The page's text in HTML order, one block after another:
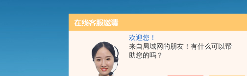
欢迎您！
来自局域网的朋友！有什么可以帮
助您的吗？